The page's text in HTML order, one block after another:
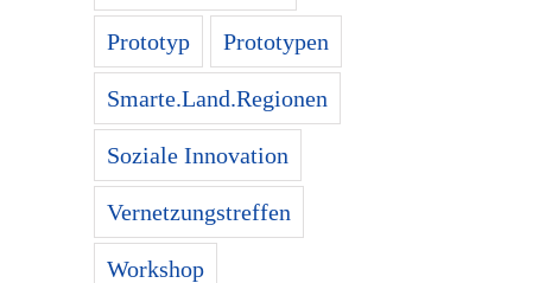
Prototyp Prototypen
Smarte.Land.Regionen
Soziale Innovation
Vernetzungstreffen
Workshop